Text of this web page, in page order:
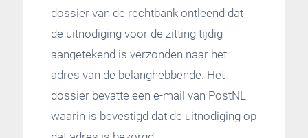
dossier van de rechtbank ontleend dat
de uitnodiging voor de zitting tijdig
aangetekend is verzonden naar het
adres van de belanghebbende. Het
dossier bevatte een e-mail van PostNL
waarin is bevestigd dat de uitnodiging op